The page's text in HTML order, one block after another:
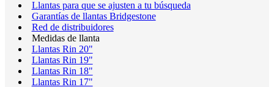
Llantas para que se ajusten a tu búsqueda
Garantías de llantas Bridgestone
Red de distribuidores
Medidas de llanta
Llantas Rin 20"
Llantas Rin 19"
Llantas Rin 18"
Llantas Rin 17"